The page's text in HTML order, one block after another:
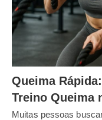
Queima
Treino Queima
Muitas pessoas